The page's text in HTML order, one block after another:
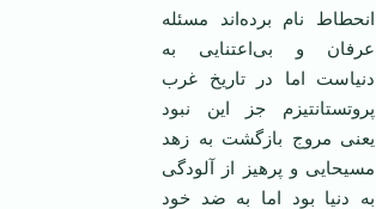
انحطاط نام برده‌اند مسئله
عرفان و بی‌اعتنایی به
دنیاست اما در تاریخ غرب
پروتستانتیزم جز این نبود
یعنی مروج بازگشت به زهد
مسیحایی و پرهیز از آلودگی
به دنیا بود اما به ضد خود